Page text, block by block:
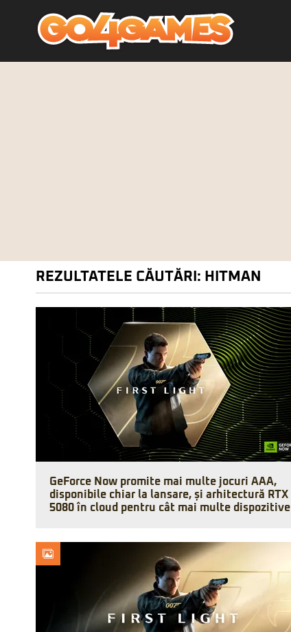
REZULTATELE CĂUTĂRI: HITMAN
GeForce Now promite mai multe jocuri AAA,
disponibile chiar la lansare, și arhitectură RTX
5080 în cloud pentru cât mai multe dispozitive